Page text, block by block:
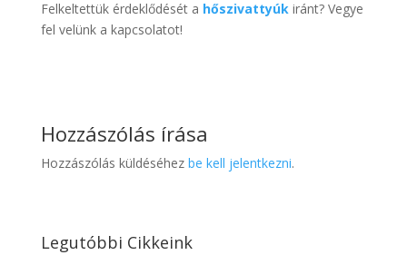
Felkeltettük érdeklődését a hőszivattyúkiránt? Vegye
fel velünk a kapcsolatot!
Hozzászólás írása
Hozzászólás küldéséhez be kell jelentkezni.
Legutóbbi Cikkeink